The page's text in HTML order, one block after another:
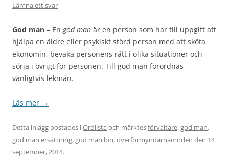
Lämna ett svar
God man – En god man är en person som har till uppgift att
hjälpa en äldre eller psykiskt störd person med att sköta
ekonomin, bevaka personens rätt i olika situationer och
sörja i övrigt för personen. Till god man förordnas
vanligtvis lekmän.
Läs mer →
Detta inlägg postades iOrdlista och märktesförvaltare,god man,
god man ersättning,god man lön,överförmyndarnämnden den 14
september, 2014.